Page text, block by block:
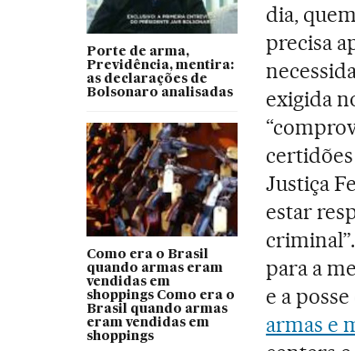
Porte de arma,
Previdência, mentira:
as declarações de
Bolsonaro analisadas
Como era o Brasil
quando armas eram
vendidas em
shoppings Como era o
Brasil quando armas
eram vendidas em
shoppings
dia,
precisa
exigida
Justiça
estar
para a
e a
armas e